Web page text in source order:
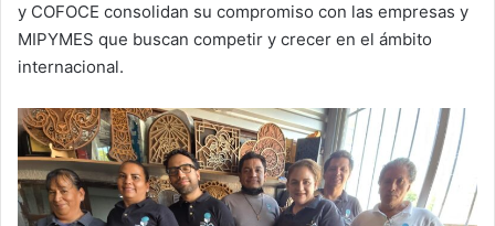
y COFOCE consolidan su compromiso con las empresas y
MIPYMES que buscan competir y crecer en el ámbito
internacional.